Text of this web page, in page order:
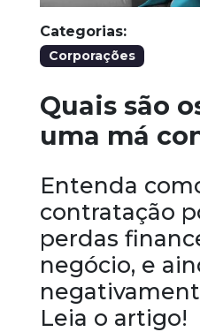
Categorias:
Corporações
Quais são
uma má
Entenda
contratação
perdas
negócio, e
Leia o artigo!